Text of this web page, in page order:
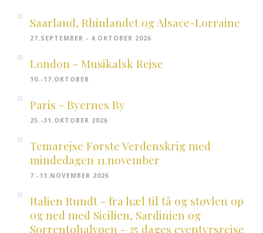
Saarland, Rhinlandet og Alsace-Lorraine
27.SEPTEMBER - 4.OKTOBER 2026
London - Musikalsk Rejse
10.-17.OKTOBER
Paris - Byernes By
25.-31.OKTOBER 2026
Temarejse Første Verdenskrig med
mindedagen 11.november
7.-13.NOVEMBER 2026
Italien Rundt - fra hæl til tå og støvlen op
og ned med Sicilien, Sardinien og
Sorrentohalvøen - 25 dages eventyrsrejse